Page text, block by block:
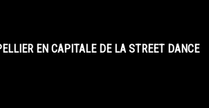
EN CAPITALE DE LA STREET DANCE